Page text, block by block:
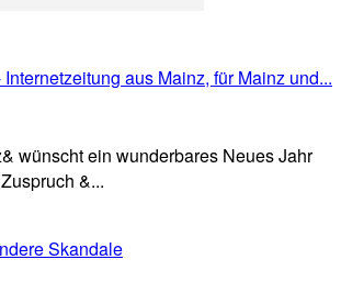
wünscht ein wunderbares Neues Jahr
&...
Skandale